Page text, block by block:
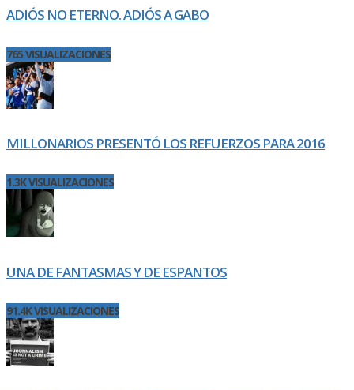
ADIÓS NO ETERNO. ADIÓS A GABO
765 VISUALIZACIONES
MILLONARIOS PRESENTÓ LOS REFUERZOS PARA 2016
1.3K VISUALIZACIONES
UNA DE FANTASMAS Y DE ESPANTOS
91.4K VISUALIZACIONES